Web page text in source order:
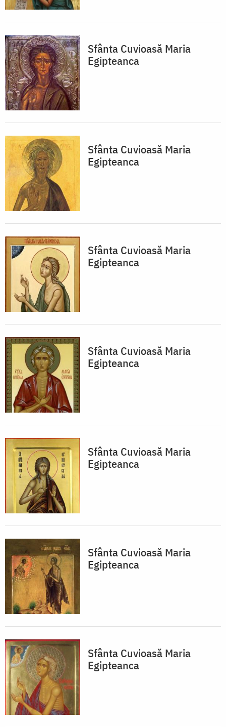
Sfânta Cuvioasă Maria
Egipteanca
Sfânta Cuvioasă Maria
Egipteanca
Sfânta Cuvioasă Maria
Egipteanca
Sfânta Cuvioasă Maria
Egipteanca
Sfânta Cuvioasă Maria
Egipteanca
Sfânta Cuvioasă Maria
Egipteanca
Sfânta Cuvioasă Maria
Egipteanca